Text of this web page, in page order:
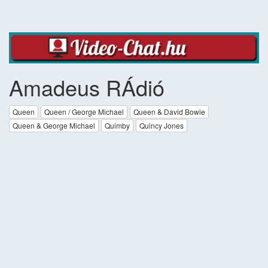
Amadeus RÁdió
Queen Queen / George Michael
Queen & David Bowie
Queen & George Michael
Quimby Quincy Jones